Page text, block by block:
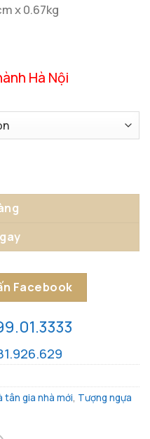
x 0.67kg
Hà Nội
Facebook
tân gia nhà mới, Tượng ngựa